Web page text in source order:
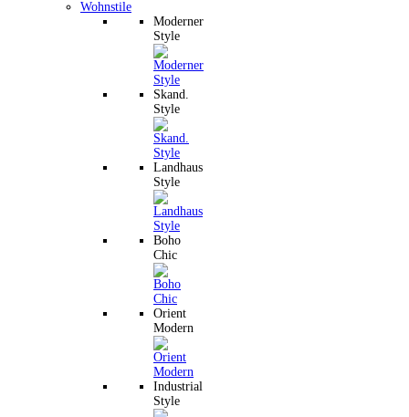
Wohnstile
Moderner
Style
Skand.
Style
Landhaus
Style
Boho
Chic
Orient
Modern
Industrial
Style